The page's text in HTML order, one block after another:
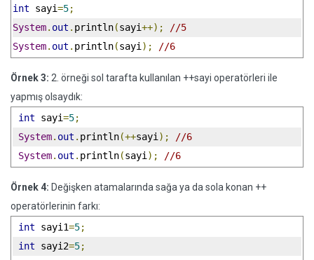
int sayi=5;
System. out . println(sayi++);
//5
System. out . println(sayi ); //6
Örnek 3: 2. örneği sol tarafta kullanılan ++sayi operatörleri ile
yapmış olsaydık:
int sayi=5;
System. out . println(++sayi );
//6
System. out . println(sayi ); //6
Örnek 4: Değişken atamalarında sağa ya da sola konan ++
operatörlerinin farkı:
int sayi1=5;
int sayi2=5;